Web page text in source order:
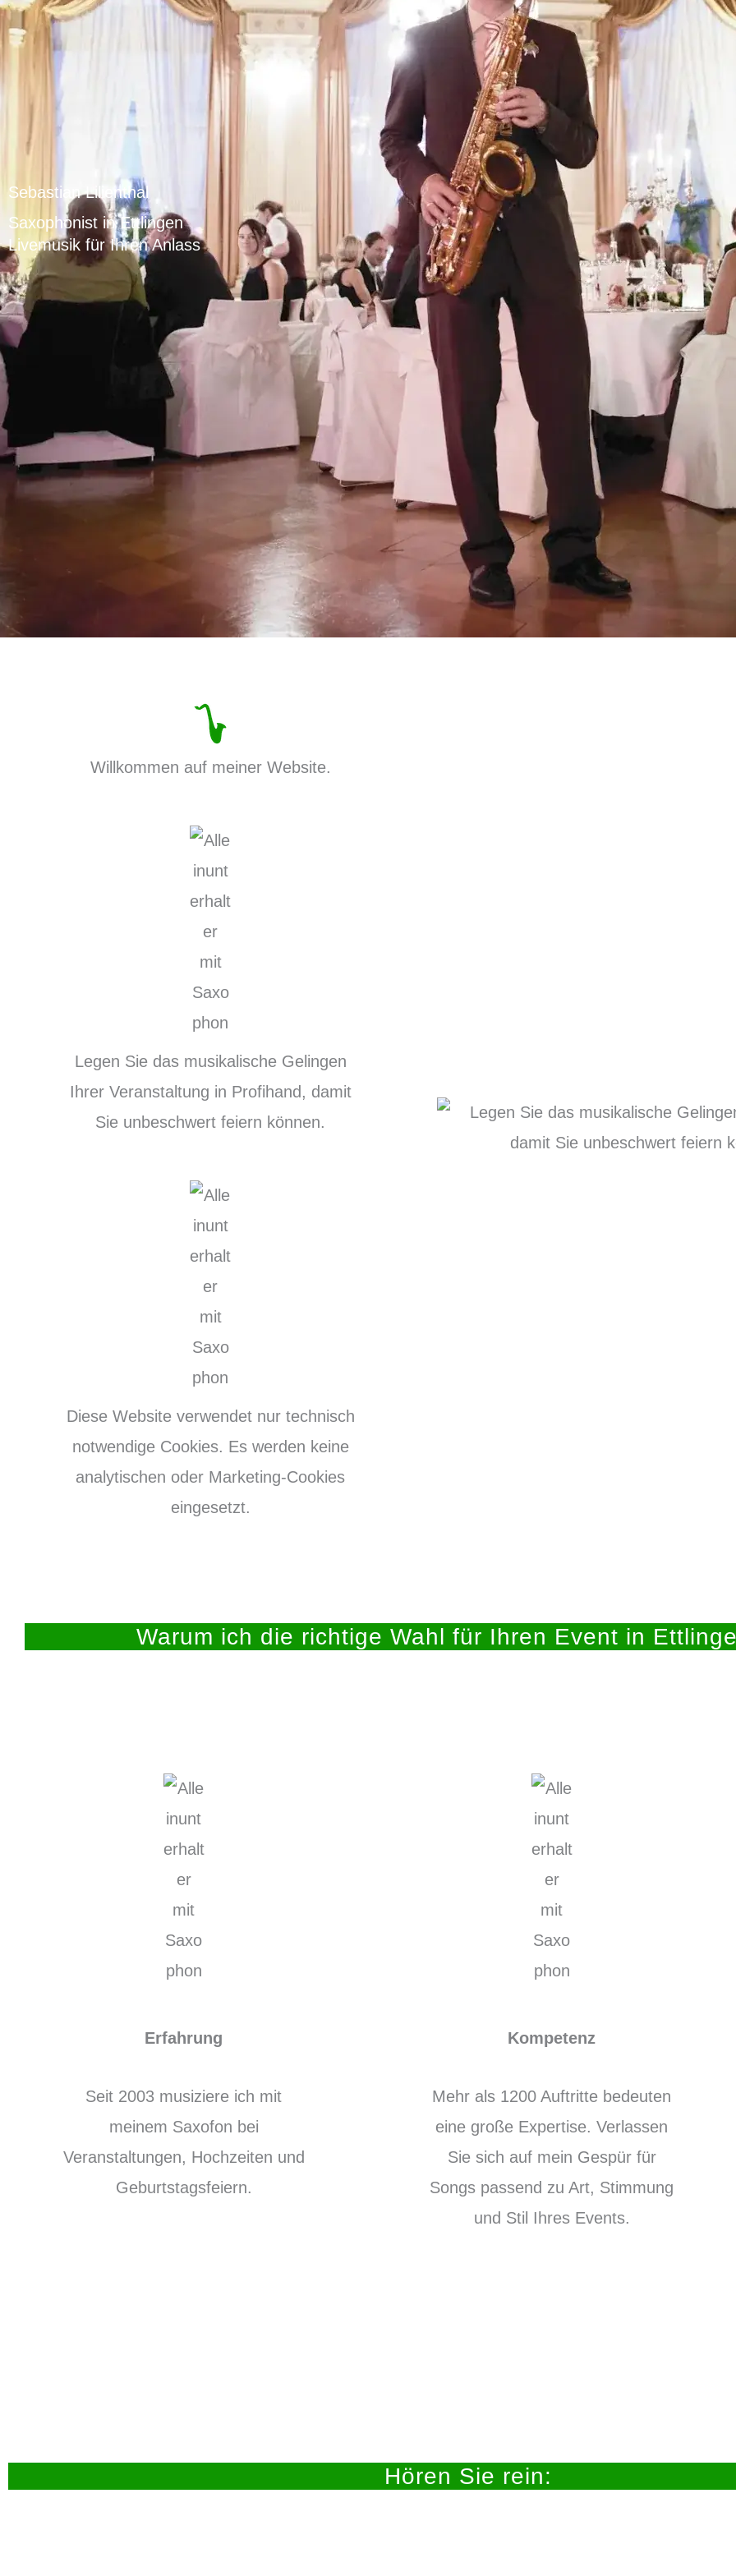
Sebastian Lilienthal
Saxophonist in Ettlingen
Livemusik für Ihren Anlass
Willkommen auf meiner Website.
Legen Sie das musikalische Gelingen
Ihrer Veranstaltung in Profihand, damit
Sie unbeschwert feiern können.
Diese Website verwendet nur technisch
notwendige Cookies. Es werden keine
analytischen oder Marketing-Cookies
eingesetzt.
Warum ich die richtige Wahl für Ihren Event in
Erfahrung
Seit 2003 musiziere ich mit
meinem Saxofon bei
Veranstaltungen, Hochzeiten und
Geburtstagsfeiern.
Kompetenz
Mehr als 1200 Auftritte bedeuten
eine große Expertise. Verlassen
Sie sich auf mein Gespür für
Songs passend zu Art, Stimmung
und Stil Ihres Events.
Hören Sie rein: